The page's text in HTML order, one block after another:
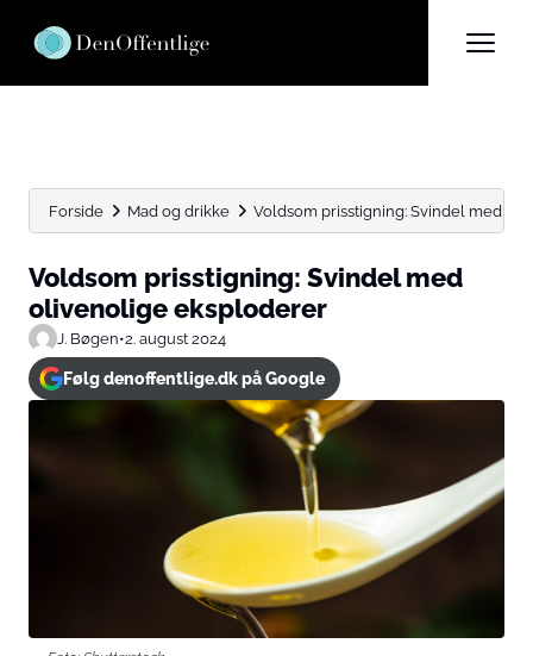
Forside Mad og drikke Voldsom prisstigning: Svindel med
Voldsom prisstigning: Svindel med
olivenolige eksploderer
J. Bøgen•2. august 2024
Følg denoffentlige.dk på Google